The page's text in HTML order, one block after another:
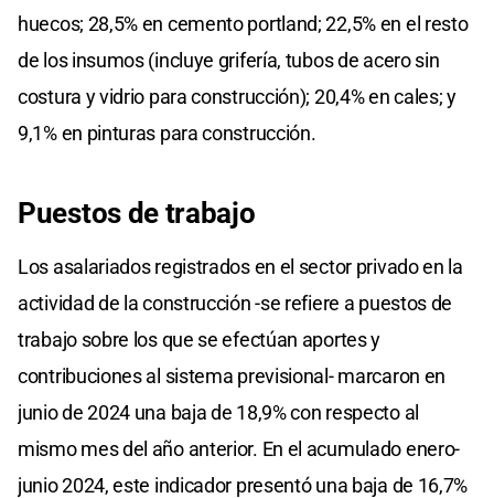
huecos; 28,5% en cemento portland; 22,5% en el resto
de los insumos (incluye grifería, tubos de acero sin
costura y vidrio para construcción); 20,4% en cales; y
9,1% en pinturas para construcción.
Puestos de trabajo
Los asalariados registrados en el sector privado en la
actividad de la construcción -se refiere a puestos de
trabajo sobre los que se efectúan aportes y
contribuciones al sistema previsional- marcaron en
junio de 2024 una baja de 18,9% con respecto al
mismo mes del año anterior. En el acumulado enero-
junio 2024, este indicador presentó una baja de 16,7%